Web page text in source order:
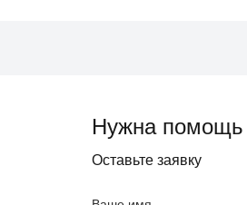
Нужна помощь
Оставьте заявку